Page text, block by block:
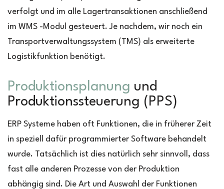
verfolgt und im alle Lagertransaktionen anschließend
im WMS -Modul gesteuert. Je nachdem, wir noch ein
Transportverwaltungssystem (TMS) als erweiterte
Logistikfunktion benötigt.
Produktionsplanung und
Produktionssteuerung (PPS)
ERP Systeme haben oft Funktionen, die in früherer Zeit
in speziell dafür programmierter Software behandelt
wurde. Tatsächlich ist dies natürlich sehr sinnvoll, dass
fast alle anderen Prozesse von der Produktion
abhängig sind. Die Art und Auswahl der Funktionen